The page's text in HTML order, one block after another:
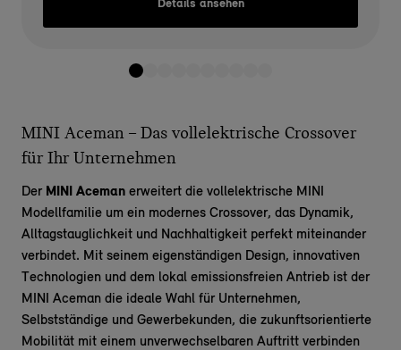
Details ansehen
MINI Aceman – Das vollelektrische Crossover
für Ihr Unternehmen
Der MINI Aceman erweitert die vollelektrische MINI
Modellfamilie um ein modernes Crossover, das Dynamik,
Alltagstauglichkeit und Nachhaltigkeit perfekt miteinander
verbindet. Mit seinem eigenständigen Design, innovativen
Technologien und dem lokal emissionsfreien Antrieb ist der
MINI Aceman die ideale Wahl für Unternehmen,
Selbstständige und Gewerbekunden, die zukunftsorientierte
Mobilität mit einem unverwechselbaren Auftritt verbinden